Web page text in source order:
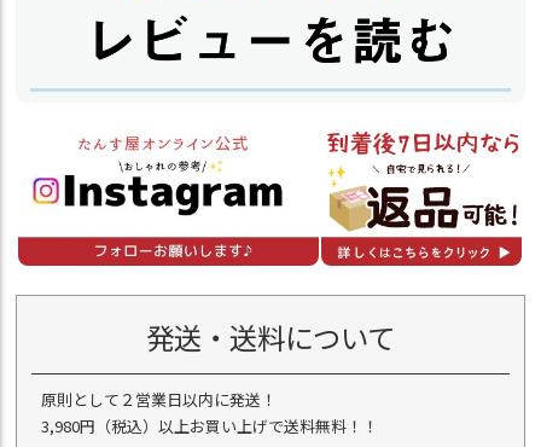
発送・送料について
原則として２営業日以内に発送！
3,980円（税込）以上お買い上げで送料無料！！